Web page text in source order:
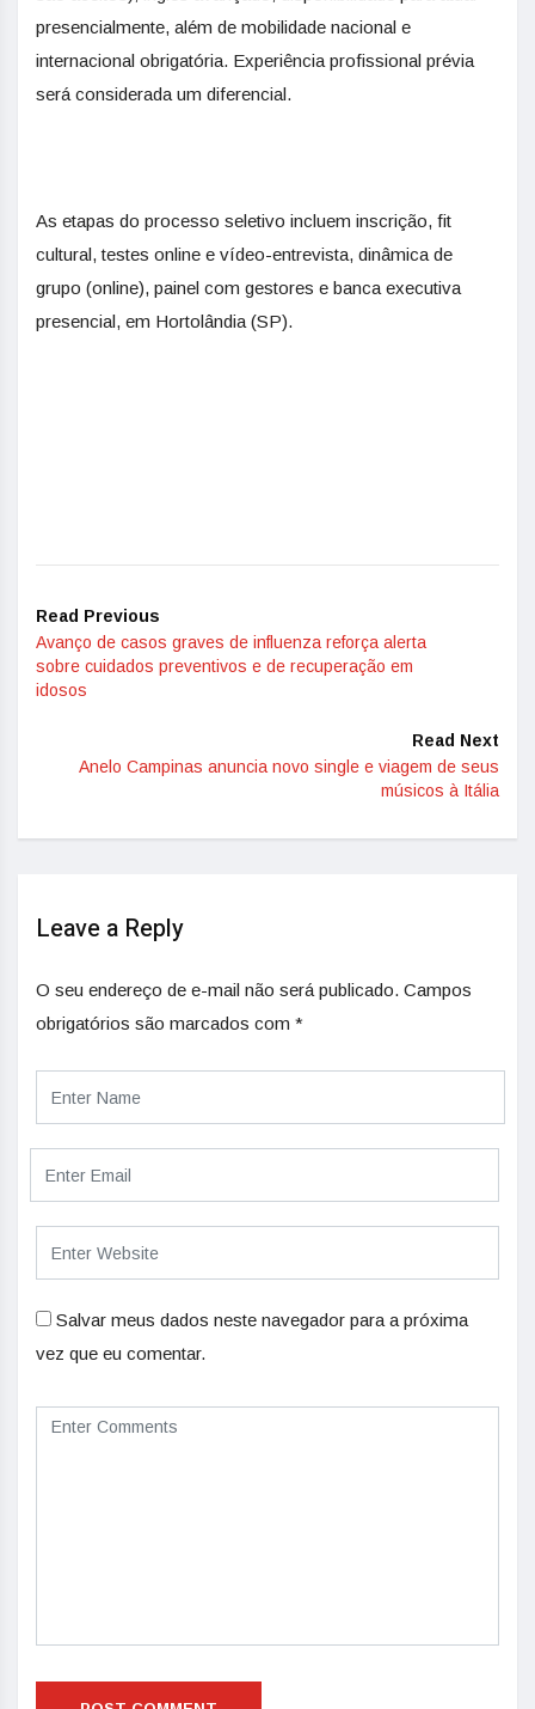
presencialmente, além de mobilidade nacional e
internacional obrigatória. Experiência profissional prévia
será considerada um diferencial.
As etapas do processo seletivo incluem inscrição, fit
cultural, testes online e vídeo-entrevista, dinâmica de
grupo (online), painel com gestores e banca executiva
presencial, em Hortolândia (SP).
Read Previous
Avanço de casos graves de influenza reforça alerta
sobre cuidados preventivos e de recuperação em
idosos
Read Next
Anelo Campinas anuncia novo single e viagem de seus
músicos à Itália
Leave a Reply
O seu endereço de e-mail não será publicado. Campos
obrigatórios são marcados com *
Salvar meus dados neste navegador para a próxima
vez que eu comentar.